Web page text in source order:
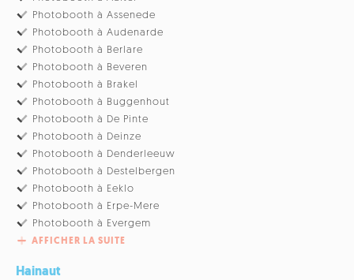
Photobooth à Assenede
Photobooth à Audenarde
Photobooth à Berlare
Photobooth à Beveren
Photobooth à Brakel
Photobooth à Buggenhout
Photobooth à De Pinte
Photobooth à Deinze
Photobooth à Denderleeuw
Photobooth à Destelbergen
Photobooth à Eeklo
Photobooth à Erpe-Mere
Photobooth à Evergem
AFFICHER LA SUITE
Hainaut